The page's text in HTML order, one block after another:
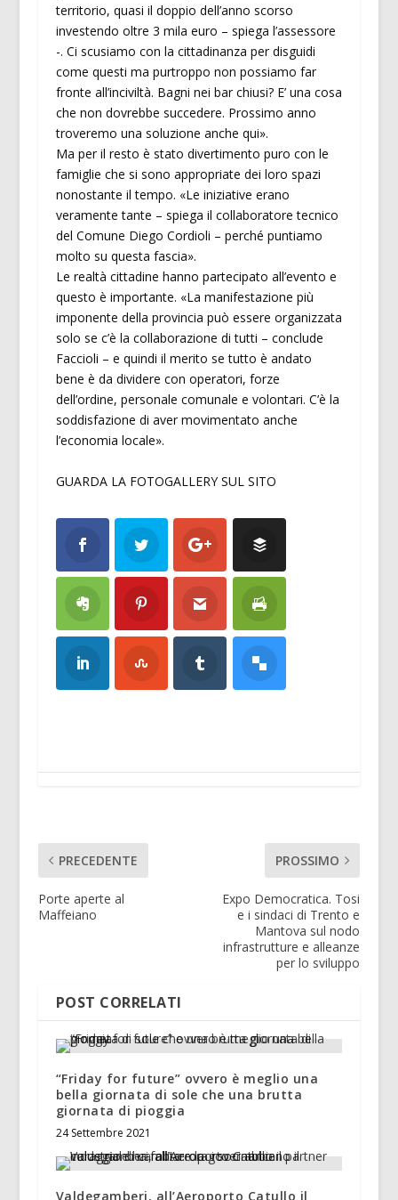
territorio, quasi il doppio dell’anno scorso
investendo oltre 3 mila euro – spiega l’assessore
-. Ci scusiamo con la cittadinanza per disguidi
come questi ma purtroppo non possiamo far
fronte all’inciviltà. Bagni nei bar chiusi? E’ una cosa
che non dovrebbe succedere. Prossimo anno
troveremo una soluzione anche qui».
Ma per il resto è stato divertimento puro con le
famiglie che si sono appropriate dei loro spazi
nonostante il tempo. «Le iniziative erano
veramente tante – spiega il collaboratore tecnico
del Comune Diego Cordioli – perché puntiamo
molto su questa fascia».
Le realtà cittadine hanno partecipato all’evento e
questo è importante. «La manifestazione più
imponente della provincia può essere organizzata
solo se c’è la collaborazione di tutti – conclude
Faccioli – e quindi il merito se tutto è andato
bene è da dividere con operatori, forze
dell’ordine, personale comunale e volontari. C’è la
soddisfazione di aver movimentato anche
l’economia locale».
GUARDA LA FOTOGALLERY SUL SITO
PRECEDENTE
Porte aperte al
Maffeiano
PROSSIMO
Expo Democratica. Tosi
e i sindaci di Trento e
Mantova sul nodo
infrastrutture e alleanze
per lo sviluppo
POST CORRELATI
“Friday for future” ovvero è meglio una
bella giornata di sole che una brutta
giornata di pioggia
24 Settembre 2021
Valdegamberi, all’Aeroporto Catullo il